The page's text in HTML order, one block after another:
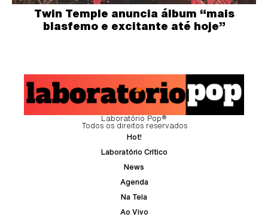
Twin Temple anuncia álbum “mais
blasfemo e excitante até hoje”
Laboratório Pop®
Todos os direitos reservados
Hot!
Laboratório Crítico
News
Agenda
Na Tela
Ao Vivo